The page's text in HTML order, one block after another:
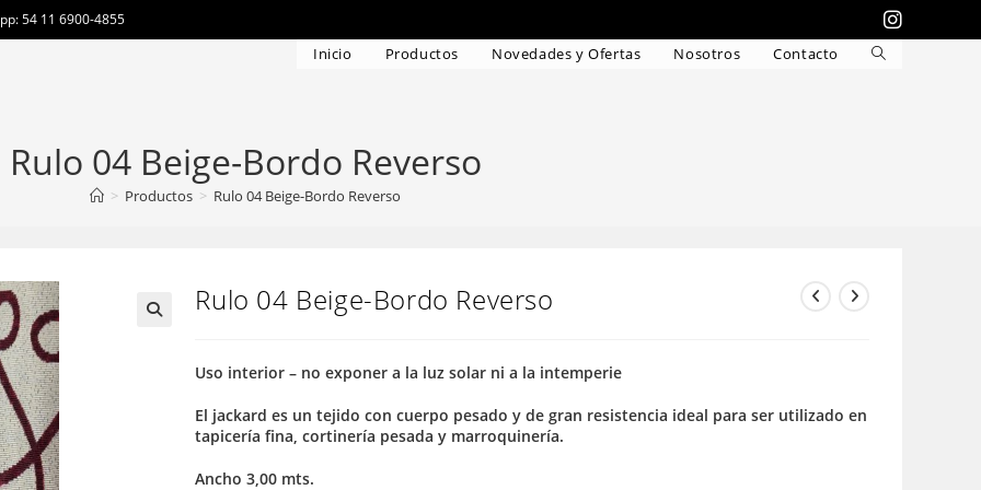
54 11 6900-4855
Inicio Productos Novedades y Ofertas Nosotros Contacto
Alternar
Rulo 04 Beige-Bordo Reverso
> Productos > Rulo 04 Beige-Bordo Reverso
Rulo 04 Beige-Bordo Reverso
Uso interior – no exponer a la luz solar ni a la intemperie
El jackard es un tejido con cuerpo pesado y de gran resistencia ideal para ser utilizado en
tapicería fina, cortinería pesada y marroquinería.
Ancho 3,00 mts.